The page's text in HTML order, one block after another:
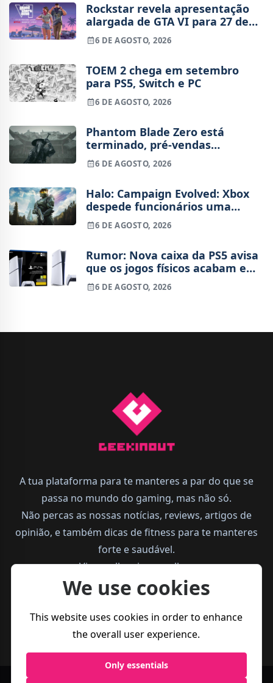
Rockstar revela apresentação
alargada de GTA VI para 27 de
agosto
6 DE AGOSTO, 2026
TOEM 2 chega em setembro
para PS5, Switch e PC
6 DE AGOSTO, 2026
Phantom Blade Zero está
terminado, pré-vendas
começam na próxima semana
6 DE AGOSTO, 2026
Halo: Campaign Evolved: Xbox
despede funcionários uma
semana após o lançamento
6 DE AGOSTO, 2026
Rumor: Nova caixa da PS5 avisa
que os jogos físicos acabam em
2028
6 DE AGOSTO, 2026
A tua plataforma para te manteres a par do que se
passa no mundo do gaming, mas não só.
Não percas as nossas notícias, reviews, artigos de
opinião, e também dicas de fitness para te manteres
forte e saudável.
Vive melhor, joga melhor.
We use cookies
This website uses cookies in order to enhance
the overall user experience.
Only essentials